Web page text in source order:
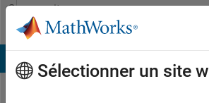
Passer au contenu
Community
Profile
Sélectionner un site